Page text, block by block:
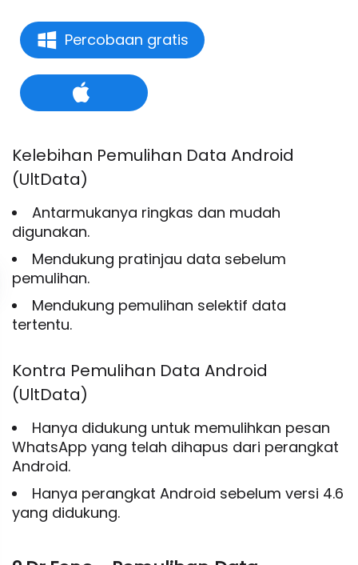
Percobaan gratis
Kelebihan Pemulihan Data Android
(UltData)
Antarmukanya ringkas dan mudah
digunakan.
Mendukung pratinjau data sebelum
pemulihan.
Mendukung pemulihan selektif data
tertentu.
Kontra Pemulihan Data Android
(UltData)
Hanya didukung untuk memulihkan pesan
WhatsApp yang telah dihapus dari perangkat
Android.
Hanya perangkat Android sebelum versi 4.6
yang didukung.